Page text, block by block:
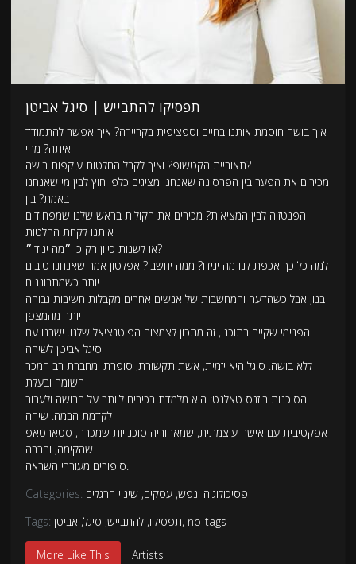
תפסיקו להתבייש | סיגל אביטן
איך בושה חוסמת אותנו בחיים וספציפית בקריירה? איך אפשר להתמודד
איתה? מהי
תאוריית הקטשופ? ואיך לקבל החלטות עוקפות בושה?
מכירים את הפער בין הפרסונה שאנחנו מציגים כלפי חוץ לבין מי שאנחנו
באמת? בין
הפנטזיה לבין המציאות? מכירים את הקולות בראש שלנו שמפחידים
אותנו לקחת החלטות
או לשנות כיוון רק כי ״מה יגידו״?
למה כל כך אכפת לנו מה יגידו? ממה יחשבו? אפלטון אמר שאנחנו טובים
יותר כשמתבוננים
בנו, אבל כשהדעה והמחשבות של אנשים אחרים מקבלות חשיבות גבוהה
יותר מהמצפן
הפנימי שקיים בתוכנו, זה מתכון לצמצום הפוטנציאל שלנו. ישבנו עם
סיגל אביטן לשיחה
ללא בושה. סיגל היא יזמית, אשת תקשורת, סופרת ומחברת רב המכר
חשומה ובעלת
הסוכנות ביזנס טאלנט: היא מלמדת בכירים לוותר על הבושה ולעבור
לקדמת הבמה. שיחה
אפקטיבית עם אישה עוצמתית, שמאחוריה סוכנויות שמכרה, סטארטאפ
שהקימה, והרבה
סיפורים מעוררי השראה.
Categories:
פסיכולוגיה ונפש, עסקים, שינוי הרגלים
Tags:
תפסיקו,להתבייש, סיגל, אביטן , no-tags
More Like This Artists